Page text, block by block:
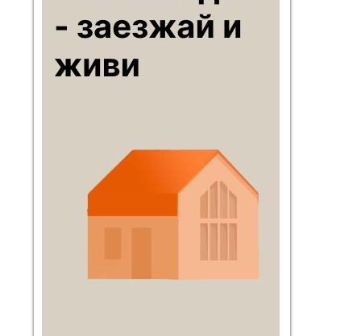
по трассе Дон, далее по хорошей
асфальтированной дороге; общественным
направления до станции Шульгино (в 2 км от
посёлка).